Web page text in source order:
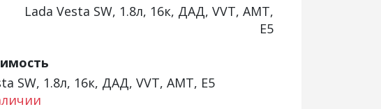
Lada Vesta SW, 1.8л, 16к, ДАД, VVT, АМТ,
Е5
SW, 1.8л, 16к, ДАД, VVT, АМТ, Е5